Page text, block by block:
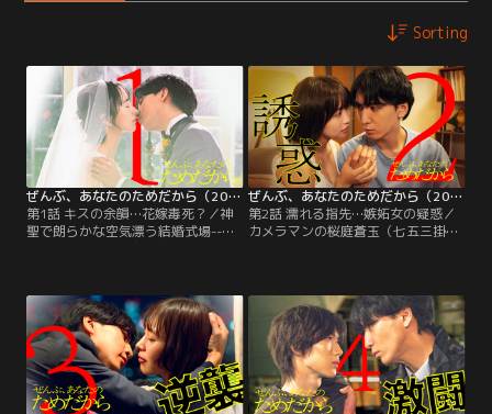
Sorting
ぜんぶ、あなたのためだから（2026/01/10放送分）第01話
第1話 キスの余韻…花嫁毒死？／神
聖で朗らかな空気漂う結婚式場--。
である尾崎藍里（武田玲奈）と橋本
智恵（大原優乃）、和臣の友人・杉
浦誠（草川拓弥）と木村直人（古屋
呂敏）、森あきら（鈴木愛理）、そ
して沙也香の母・香（松下由樹）と
参列者は少人数ながらも…。
ぜんぶ、あなたのためだから（2026/01/17放送分）第02話
第2話 濡れる指先…嫉妬女の疑惑／
カメラマンの桜庭蒼玉（七五三掛龍
た林田和臣（藤井流星）は、桜庭に
協力を要請し、自分の手で犯人捜し
を開始する。さっそく、式の前日に
沙也香宛てに怪文書が届いていたこ
とを明かす和臣。